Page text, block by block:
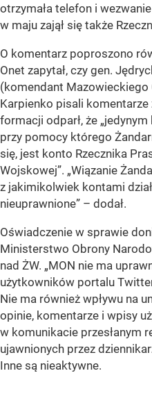
otrzymała telefon i
w maju zajął się także
O komentarz poproszono
Onet zapytał, czy gen.
(komendant Mazowieckiego
Karpienko pisali
formacji odparł, że
przy pomocy którego
się, jest konto Rzecznika
Wojskowej”. „Wiązanie
z jakimikolwiek kontami
nieuprawnione” – dodał.
Oświadczenie w sprawie
Ministerstwo Obrony
nad ŻW. „MON nie ma
użytkowników portalu
Nie ma również wpływu na
opinie, komentarze i wpisy
w komunikacie przesłanym
ujawnionych przez
Inne są nieaktywne.